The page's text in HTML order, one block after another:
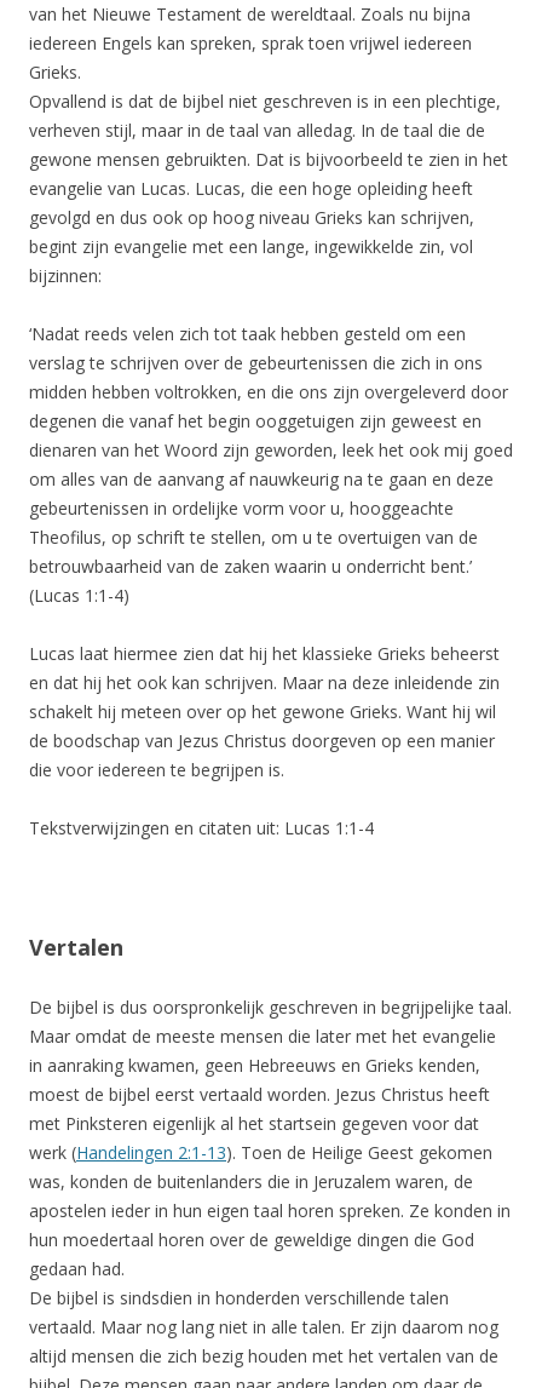
van het Nieuwe Testament de wereldtaal. Zoals nu bijna
iedereen Engels kan spreken, sprak toen vrijwel iedereen
Grieks.
Opvallend is dat de bijbel niet geschreven is in een plechtige,
verheven stijl, maar in de taal van alledag. In de taal die de
gewone mensen gebruikten. Dat is bijvoorbeeld te zien in het
evangelie van Lucas. Lucas, die een hoge opleiding heeft
gevolgd en dus ook op hoog niveau Grieks kan schrijven,
begint zijn evangelie met een lange, ingewikkelde zin, vol
bijzinnen:
‘Nadat reeds velen zich tot taak hebben gesteld om een
verslag te schrijven over de gebeurtenissen die zich in ons
midden hebben voltrokken, en die ons zijn overgeleverd door
degenen die vanaf het begin ooggetuigen zijn geweest en
dienaren van het Woord zijn geworden, leek het ook mij goed
om alles van de aanvang af nauwkeurig na te gaan en deze
gebeurtenissen in ordelijke vorm voor u, hooggeachte
Theofilus, op schrift te stellen, om u te overtuigen van de
betrouwbaarheid van de zaken waarin u onderricht bent.’
(Lucas 1:1-4)
Lucas laat hiermee zien dat hij het klassieke Grieks beheerst
en dat hij het ook kan schrijven. Maar na deze inleidende zin
schakelt hij meteen over op het gewone Grieks. Want hij wil
de boodschap van Jezus Christus doorgeven op een manier
die voor iedereen te begrijpen is.
Tekstverwijzingen en citaten uit: Lucas 1:1-4
Vertalen
De bijbel is dus oorspronkelijk geschreven in begrijpelijke taal.
Maar omdat de meeste mensen die later met het evangelie
in aanraking kwamen, geen Hebreeuws en Grieks kenden,
moest de bijbel eerst vertaald worden. Jezus Christus heeft
met Pinksteren eigenlijk al het startsein gegeven voor dat
werk (Handelingen 2:1-13). Toen de Heilige Geest gekomen
was, konden de buitenlanders die in Jeruzalem waren, de
apostelen ieder in hun eigen taal horen spreken. Ze konden in
hun moedertaal horen over de geweldige dingen die God
gedaan had.
De bijbel is sindsdien in honderden verschillende talen
vertaald. Maar nog lang niet in alle talen. Er zijn daarom nog
altijd mensen die zich bezig houden met het vertalen van de